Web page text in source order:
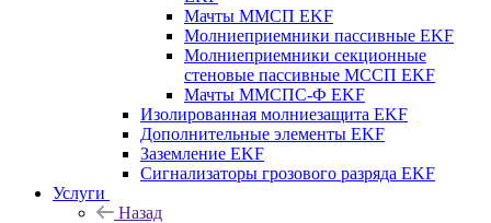
Мачты ММСП EKF
Молниеприемники пассивные EKF
Молниеприемники секционные
стеновые пассивные МССП EKF
Мачты ММСПС-Ф EKF
Изолированная молниезащита EKF
Дополнительные элементы EKF
Заземление EKF
Сигнализаторы грозового разряда EKF
Услуги
Назад